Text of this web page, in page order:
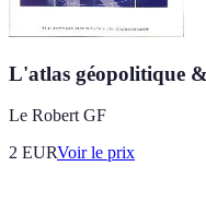
L'atlas géopolitique
Le Robert GF
2 EURVoir le prix